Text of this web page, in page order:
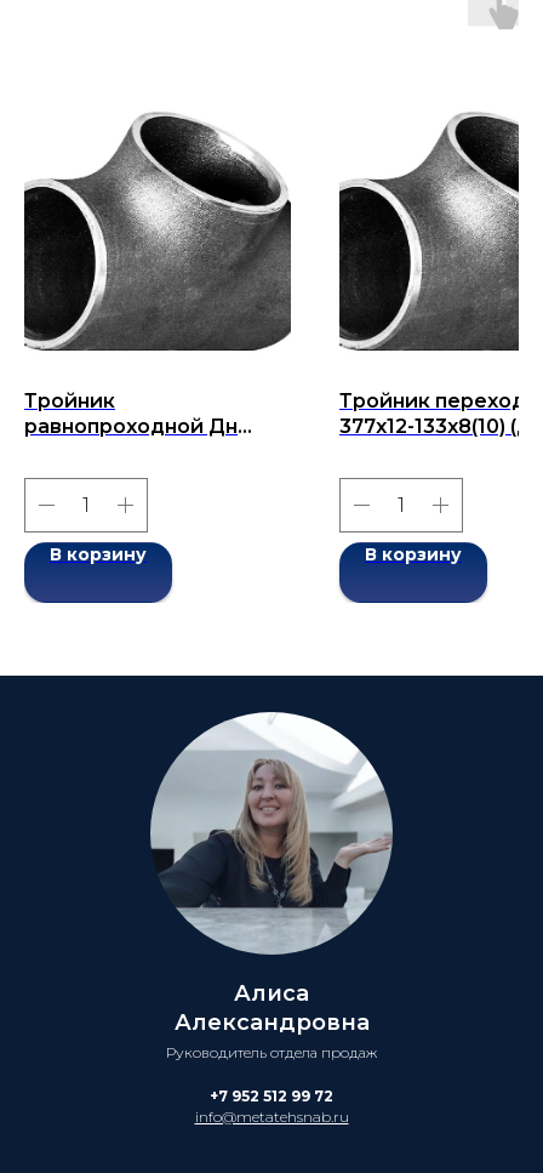
Тройник
равнопроходной Дн
бесшовный ГОСТ 17376-
2001
В корзину
Тройник
377х12-133х8(10) (Ду
ГОСТ 17376-2001
В корзину
Алиса
Александровна
Руководитель отдела продаж
+7 952 512 99 72
info@metatehsnab.ru